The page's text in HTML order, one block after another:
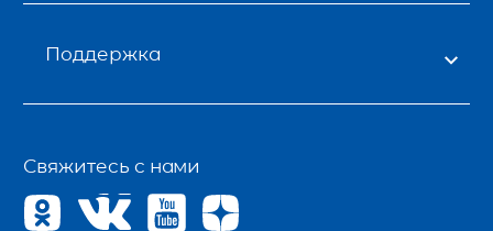
Свяжитесь с нами
Поддержка